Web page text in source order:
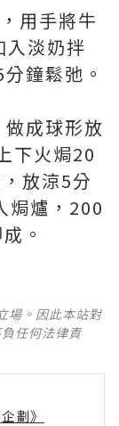
用手將牛
入淡奶拌
鐘鬆弛。
成球形放
下火焗20
放涼5分
焗爐，200
。
場。因此本站對
任何法律責
劃》